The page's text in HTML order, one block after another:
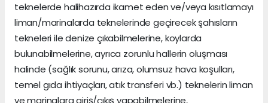
teknelerde halihazırda ikamet eden ve/veya kısıtlamayı
liman/marinalarda teknelerinde geçirecek şahısların
tekneleri ile denize çıkabilmelerine, koylarda
bulunabilmelerine, ayrıca zorunlu hallerin oluşması
halinde (sağlık sorunu, arıza, olumsuz hava koşulları,
temel gıda ihtiyaçları, atık transferi vb.) teknelerin liman